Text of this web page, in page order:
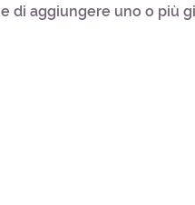
di aggiungere uno o più